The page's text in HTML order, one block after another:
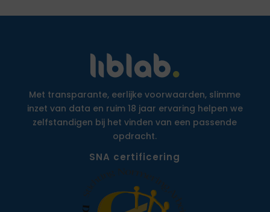
Met transparante, eerlijke voorwaarden, slimme
inzet van data en ruim 18 jaar ervaring helpen we
zelfstandigen bij het vinden van een passende
opdracht.
SNA certificering